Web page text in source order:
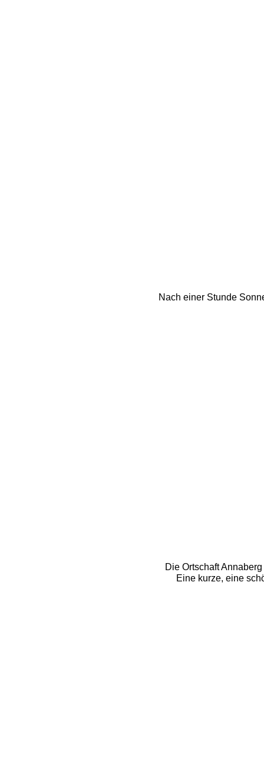
Nach einer Stunde
Die Ortschaft
Eine kurze, eine